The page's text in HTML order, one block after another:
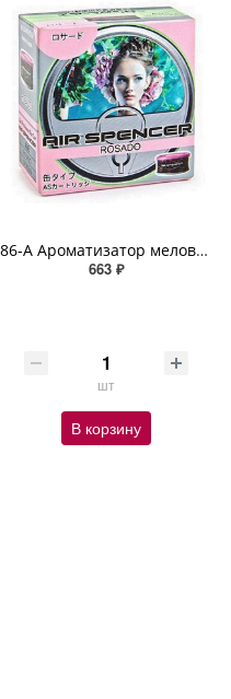
86-A Ароматизатор меловой ROSADO SPIRIT REFILL
663 ₽
шт
В корзину